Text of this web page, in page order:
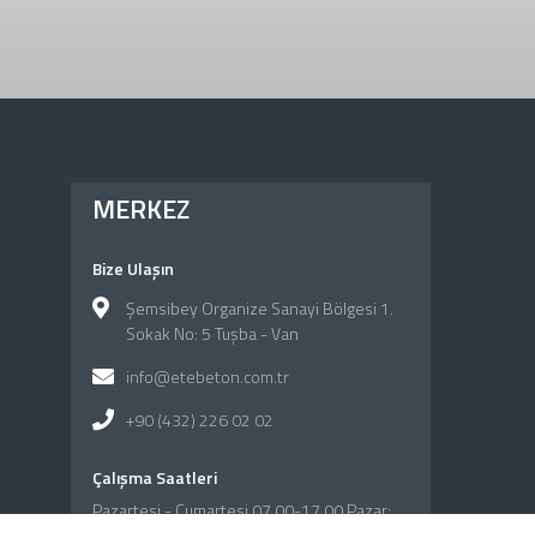
MERKEZ
Bize Ulaşın
Şemsibey Organize Sanayi Bölgesi 1.
Sokak No: 5 Tuşba - Van
info@etebeton.com.tr
+90 (432) 226 02 02
Çalışma Saatleri
Pazartesi - Cumartesi 07.00-17.00 Pazar: